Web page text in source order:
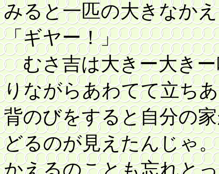
みると一匹の大きなか
「ギヤー！」
むさ吉は大きー大き
りながらあわてて立ち
背のびをすると自分の
どるのが見えたんじゃ。
かえるのことも忘れと